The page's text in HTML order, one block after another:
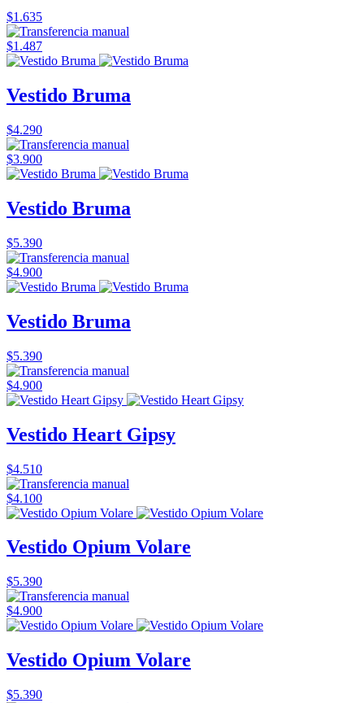
$1.635
$1.487
Vestido Bruma
$4.290
$3.900
Vestido Bruma
$5.390
$4.900
Vestido Bruma
$5.390
$4.900
Vestido Heart Gipsy
$4.510
$4.100
Vestido Opium Volare
$5.390
$4.900
Vestido Opium Volare
$5.390